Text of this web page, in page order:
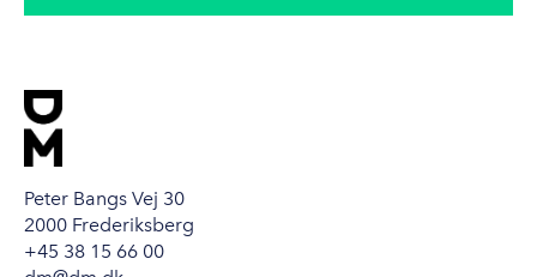
Peter Bangs Vej 30
2000 Frederiksberg
+45 38 15 66 00